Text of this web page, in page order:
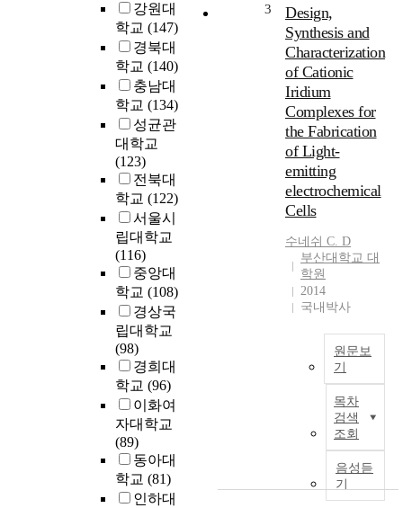
강원대
학교 (147)
경북대
학교 (140)
충남대
학교 (134)
성균관
대학교
(123)
전북대
학교 (122)
서울시
립대학교
(116)
중앙대
학교 (108)
경상국
립대학교
(98)
경희대
학교 (96)
이화여
자대학교
(89)
동아대
학교 (81)
인하대
r
g
x
r
3
Design,
Synthesis and
Characterization
of Cationic
Iridium
Complexes for
the Fabrication
of Light-
emitting
electrochemical
Cells
수네쉬 C. D
부산대학교 대
학원
2014
국내박사
원문보
기
목차
검색
조회
음성듣
기